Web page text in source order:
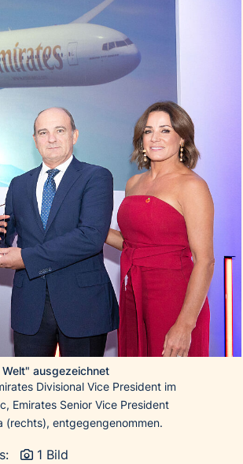
ausgezeichnet
Divisional Vice President im
Emirates Senior Vice President
(rechts), entgegengenommen.
1 Bild